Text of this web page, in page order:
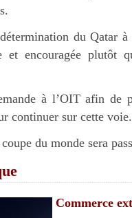
du Qatar
et encouragée plutôt
à l’OIT afin de
continuer sur cette voie.
du monde sera
Commerce